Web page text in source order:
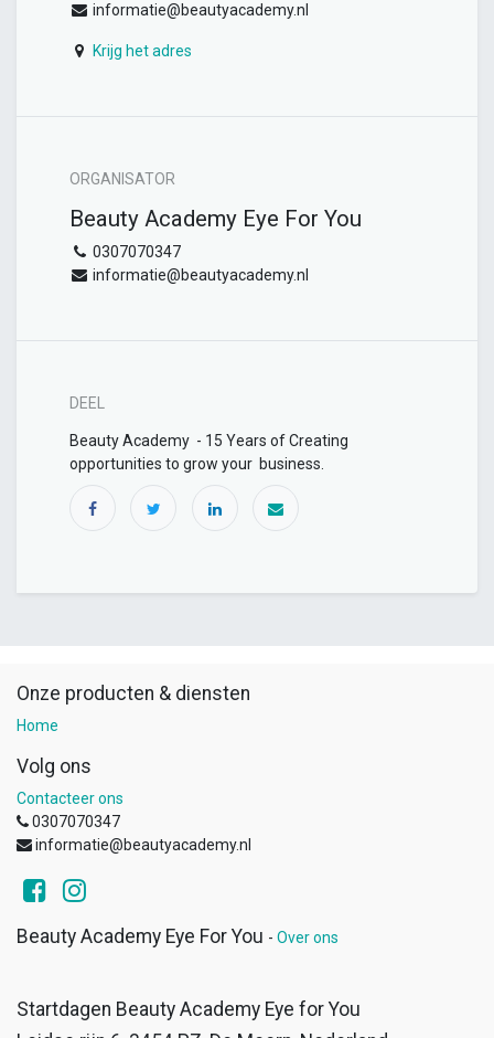
informatie@beautyacademy.nl
Krijg het adres
ORGANISATOR
Beauty Academy Eye For You
0307070347
informatie@beautyacademy.nl
DEEL
Beauty Academy - 15 Years of Creating
opportunities to grow your business.
Onze producten & diensten
Home
Volg ons
Contacteer ons
0307070347
informatie@beautyacademy.nl
Beauty Academy Eye For You - Over ons
Startdagen Beauty Academy Eye for You